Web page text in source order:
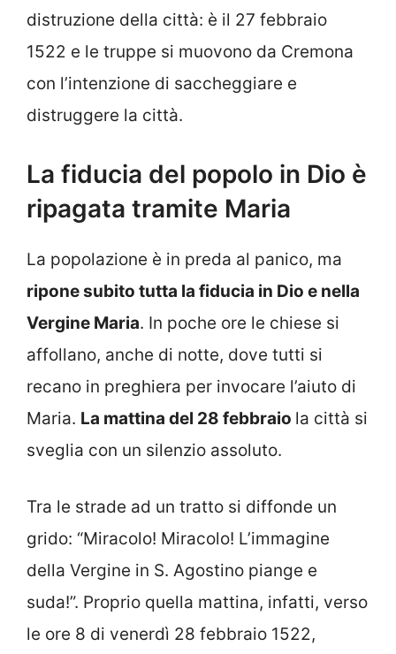
distruzione della città: è il 27 febbraio
1522 e le truppe si muovono da Cremona
con l’intenzione di saccheggiare e
distruggere la città.
La fiducia del popolo in Dio è
ripagata tramite Maria
La popolazione è in preda al panico, ma
ripone subito tutta la fiducia in Dio e nella
Vergine Maria. In poche ore le chiese si
affollano, anche di notte, dove tutti si
recano in preghiera per invocare l’aiuto di
Maria. La mattina del 28 febbraio la città si
sveglia con un silenzio assoluto.
Tra le strade ad un tratto si diffonde un
grido: “Miracolo! Miracolo! L’immagine
della Vergine in S. Agostino piange e
suda!”. Proprio quella mattina, infatti, verso
le ore 8 di venerdì 28 febbraio 1522,